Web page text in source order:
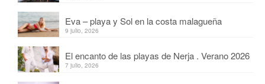
Eva – playa y Sol en la costa malagueña
9 julio, 2026
El encanto de las playas de Nerja . Verano 2026
7 julio, 2026